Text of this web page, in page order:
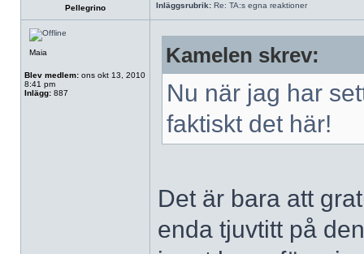
Pellegrino Inläggsrubrik: Re: TA:s egna reaktioner
Maia
Blev medlem: ons okt 13, 2010
8:41 pm
Inlägg: 887
Kamelen skrev:
Nu när jag har
faktiskt det här!
Det är bara att
enda tjuvtitt på